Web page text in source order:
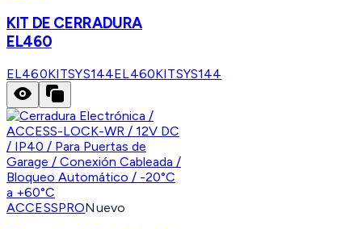
KIT DE CERRADURA
EL460
EL460KITSYS144EL460KITSYS144
ACCESSPRONuevo